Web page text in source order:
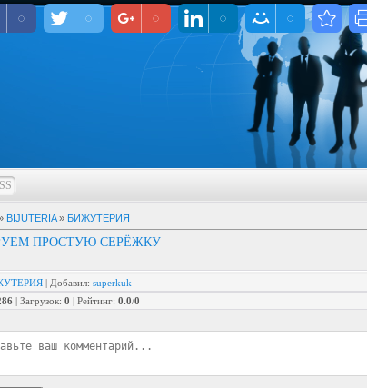
BIJUTERIA» БИЖУТЕРИЯ
ПРОСТУЮ СЕРЁЖКУ
| Добавил: superkuk
| Загрузок: 0 | Рейтинг: 0.0/0